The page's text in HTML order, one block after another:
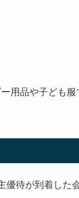
用品や子ども服
優待が到着した